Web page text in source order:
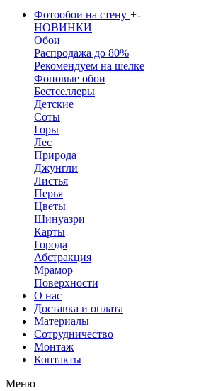
Фотообои на стену +-
НОВИНКИ
Обои
Распродажа до 80%
Рекомендуем на шелке
Фоновые обои
Бестселлеры
Детские
Соты
Горы
Лес
Природа
Джунгли
Листья
Перья
Цветы
Шинуазри
Карты
Города
Абстракция
Мрамор
Поверхности
О нас
Доставка и оплата
Материалы
Сотрудничество
Монтаж
Контакты
Меню